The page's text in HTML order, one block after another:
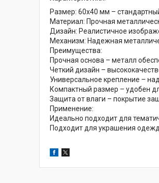
Размер: 60х40 мм –
Материал: Прочная
Дизайн: Реалистичное
Механизм: Надежная
Преимущества:
Прочная основа – металл
Четкий дизайн –
Универсальное крепление –
Компактный размер – удобен
Защита от влаги – покрытие
Применение:
Идеально подходит для
Подходит для украшения